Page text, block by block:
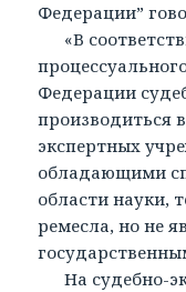
Федерации”
«В
Федерации
производиться
экспертных
обладающими
области науки,
ремесла, но не
На судебно-